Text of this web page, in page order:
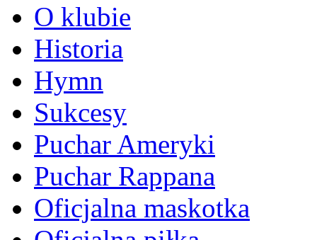
O klubie
Historia
Hymn
Sukcesy
Puchar Ameryki
Puchar Rappana
Oficjalna maskotka